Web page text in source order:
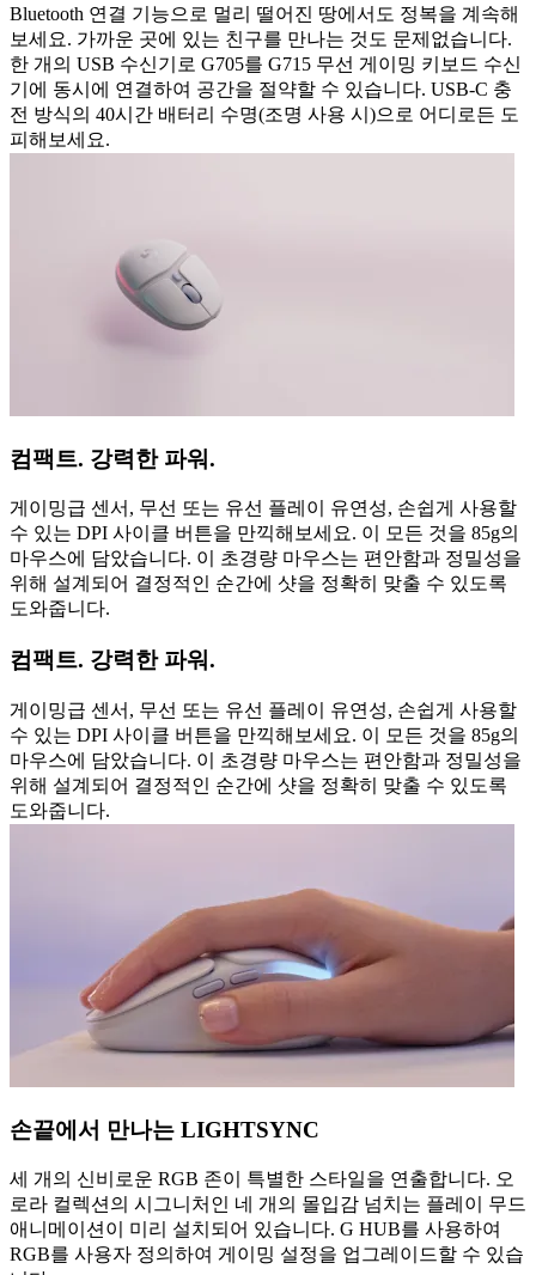
Bluetooth 연결 기능으로 멀리 떨어진 땅에서도 정복을 계속해
보세요. 가까운 곳에 있는 친구를 만나는 것도 문제없습니다.
한 개의 USB 수신기로 G705를 G715 무선 게이밍 키보드 수신
기에 동시에 연결하여 공간을 절약할 수 있습니다. USB-C 충
전 방식의 40시간 배터리 수명(조명 사용 시)으로 어디로든 도
피해보세요.
컴팩트. 강력한 파워.
게이밍급 센서, 무선 또는 유선 플레이 유연성, 손쉽게 사용할
수 있는 DPI 사이클 버튼을 만끽해보세요. 이 모든 것을 85g의
마우스에 담았습니다. 이 초경량 마우스는 편안함과 정밀성을
위해 설계되어 결정적인 순간에 샷을 정확히 맞출 수 있도록
도와줍니다.
컴팩트. 강력한 파워.
게이밍급 센서, 무선 또는 유선 플레이 유연성, 손쉽게 사용할
수 있는 DPI 사이클 버튼을 만끽해보세요. 이 모든 것을 85g의
마우스에 담았습니다. 이 초경량 마우스는 편안함과 정밀성을
위해 설계되어 결정적인 순간에 샷을 정확히 맞출 수 있도록
도와줍니다.
손끝에서 만나는 LIGHTSYNC
세 개의 신비로운 RGB 존이 특별한 스타일을 연출합니다. 오
로라 컬렉션의 시그니처인 네 개의 몰입감 넘치는 플레이 무드
애니메이션이 미리 설치되어 있습니다. G HUB를 사용하여
RGB를 사용자 정의하여 게이밍 설정을 업그레이드할 수 있습